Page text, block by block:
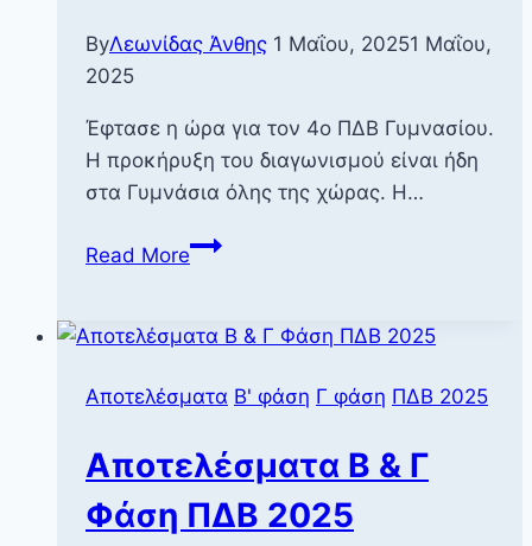
ByΛεωνίδας Άνθης 1 Μαΐου, 20251 Μαΐου,
2025
Έφτασε η ώρα για τον 4ο ΠΔΒ Γυμνασίου.
Η προκήρυξη του διαγωνισμού είναι ήδη
στα Γυμνάσια όλης της χώρας. Η…
Read More4ος
Αποτελέσματα Β' φάση Γ φάση ΠΔΒ 2025
Αποτελέσματα Β & Γ
Φάση ΠΔΒ 2025